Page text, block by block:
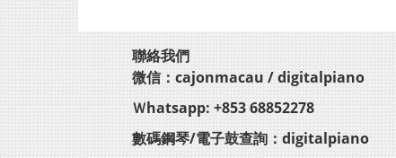
聯絡我們
微信：cajonmacau / digitalpiano
Ｗhatsapp: +853 68852278
數碼鋼琴/電子鼓查詢：digitalpiano